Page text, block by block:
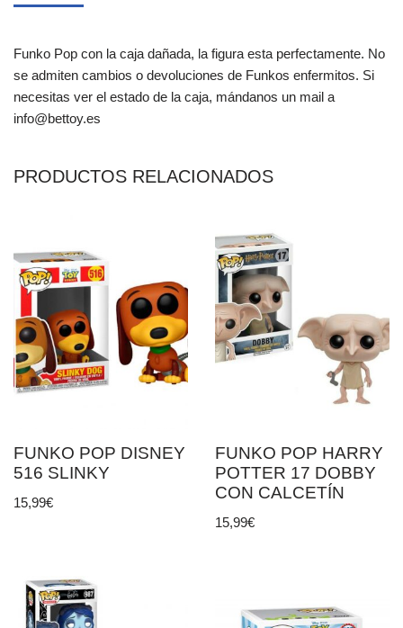
Funko Pop con la caja dañada, la figura esta perfectamente. No
se admiten cambios o devoluciones de Funkos enfermitos. Si
necesitas ver el estado de la caja, mándanos un mail a
info@bettoy.es
PRODUCTOS RELACIONADOS
FUNKO POP DISNEY
516 SLINKY
15,99€
FUNKO POP HARRY
POTTER 17 DOBBY
CON CALCETÍN
15,99€